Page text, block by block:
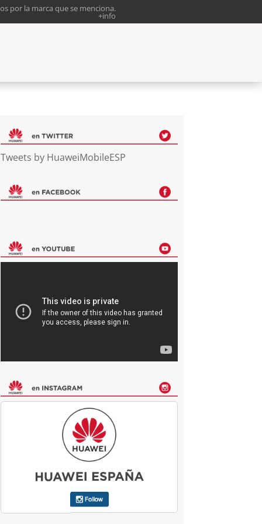
por la marca que se menciona.
+info
Tweets by HuaweiMobileESP